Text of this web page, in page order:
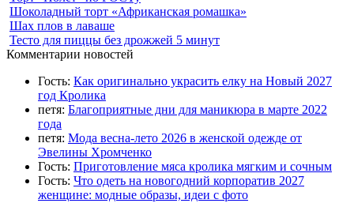
Шоколадный торт «Африканская ромашка»
Шах плов в лаваше
Тесто для пиццы без дрожжей 5 минут
Комментарии новостей
Гость: Как оригинально украсить елку на Новый 2027
год Кролика
петя: Благоприятные дни для маникюра в марте 2022
года
петя: Мода весна-лето 2026 в женской одежде от
Эвелины Хромченко
Гость: Приготовление мяса кролика мягким и сочным
Гость: Что одеть на новогодний корпоратив 2027
женщине: модные образы, идеи с фото